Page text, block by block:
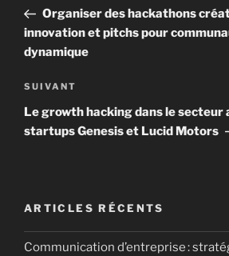
l’article
précédent
Organiser des hackathons
innovation et pitchs pour
dynamique
Article
suivant
SUIVANT
Le growth hacking dans le secteur
startups Genesis et Lucid Motors
ARTICLES RÉCENTS
Communication d’entreprise :